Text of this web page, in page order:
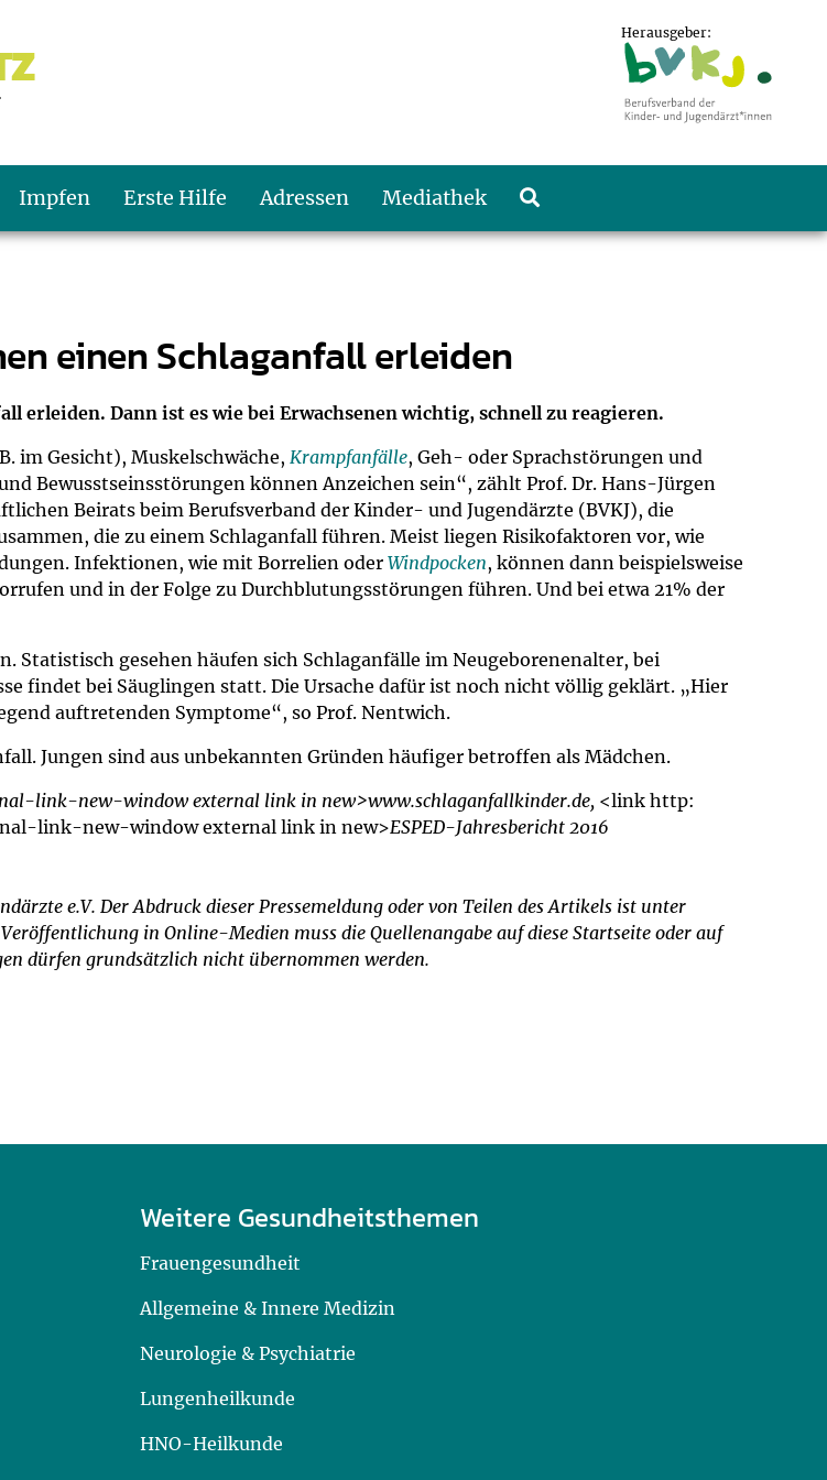
Herausgeber:
Impfen Erste Hilfe Adressen Mediathek
einen Schlaganfall erleiden
erleiden. Dann ist es wie bei Erwachsenen wichtig, schnell zu reagieren.
im Gesicht), Muskelschwäche, Krampfanfälle, Geh- oder Sprachstörungen und
Bewusstseinsstörungen können Anzeichen sein“, zählt Prof. Dr. Hans-Jürgen
Beirats beim Berufsverband der Kinder- und Jugendärzte (BVKJ), die
die zu einem Schlaganfall führen. Meist liegen Risikofaktoren vor, wie
Infektionen, wie mit Borrelien oder Windpocken, können dann beispielsweise
und in der Folge zu Durchblutungsstörungen führen. Und bei etwa 21% der
Statistisch gesehen häufen sich Schlaganfälle im Neugeborenenalter, bei
findet bei Säuglingen statt. Die Ursache dafür ist noch nicht völlig geklärt. „Hier
auftretenden Symptome“, so Prof. Nentwich.
Jungen sind aus unbekannten Gründen häufiger betroffen als Mädchen.
link-new-window external link in new>www.schlaganfallkinder.de, <link http:
link-new-window external link in new>ESPED-Jahresbericht 2016
e.V. Der Abdruck dieser Pressemeldung oder von Teilen des Artikels ist unter
in Online-Medien muss die Quellenangabe auf diese Startseite oder auf
dürfen grundsätzlich nicht übernommen werden.
Weitere Gesundheitsthemen
Frauengesundheit
Allgemeine & Innere Medizin
Neurologie & Psychiatrie
Lungenheilkunde
HNO-Heilkunde